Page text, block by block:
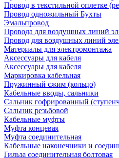
Провод в текстильной оплетке
Провод одножильный Бухты
Эмальпровод
Провода для воздушных линий
Провод для воздушных линий
Материалы для электромонтажа
Аксессуары для кабеля
Аксессуары для кабеля
Маркировка кабельная
Пружинный сжим (кольцо)
Кабельные вводы, сальники
Сальник гофрированный
Сальник резьбовой
Кабельные муфты
Муфта концевая
Муфта соединительная
Кабельные наконечники и
Гильза соединительная болтовая